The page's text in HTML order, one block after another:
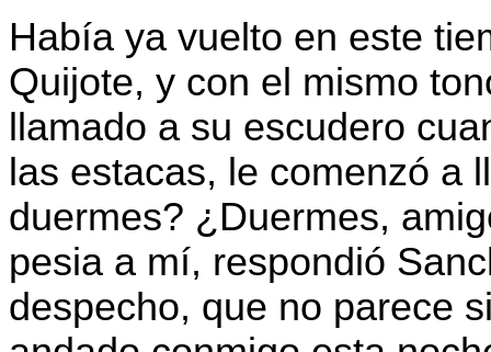
Había ya vuelto en este
Quijote, y con el mismo
llamado a su escudero
las estacas, le comenzó a
duermes? ¿Duermes,
pesia a mí, respondió
despecho, que no parece